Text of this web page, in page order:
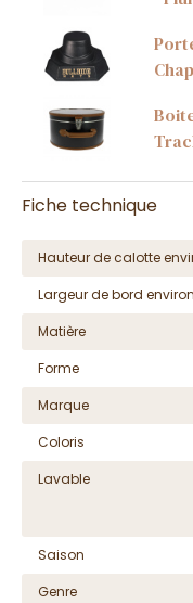
Fiche technique
Hauteur de calotte
Largeur de bord environ
Matière
Forme
Marque
Coloris
Lavable
Saison
Genre